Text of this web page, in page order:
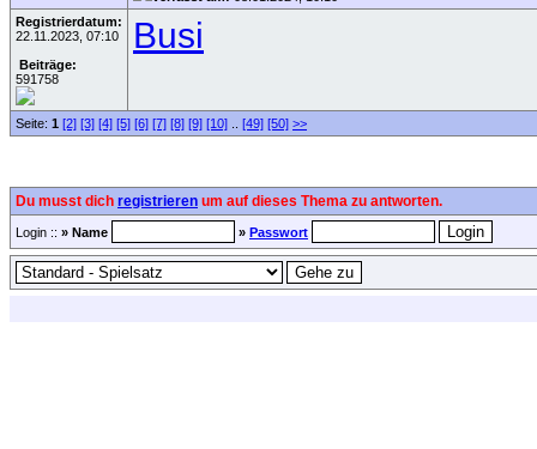
Registrierdatum:
22.11.2023, 07:10
Beiträge:
591758
Busi
Seite: 1 [2] [3] [4] [5] [6] [7] [8] [9] [10] [49] [50] >>
Du musst dich registrieren um auf dieses Thema zu antworten.
Login :: » Name » Passwort